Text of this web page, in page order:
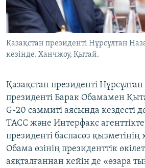
ЖАЗЫЛЫҢЫЗ
Басқа тілдерде
Қазақстан президенті Нұрсұлтан
кезінде. Ханчжоу, Қытай.
Қазақстан президенті
президенті Барак Обамамен
G-20 саммиті аясында кездесті
ТАСС және Интерфакс
президенті баспасөз
Обама өзінің президенттік
аяқталғаннан кейін де «өзара